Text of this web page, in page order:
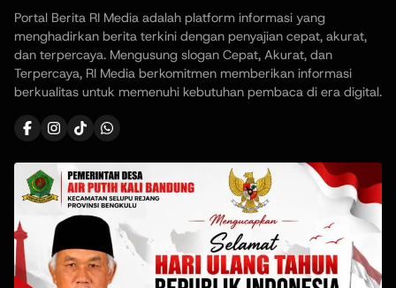
Portal Berita RI Media adalah platform informasi yang
menghadirkan berita terkini dengan penyajian cepat, akurat,
dan terpercaya. Mengusung slogan Cepat, Akurat, dan
Terpercaya, RI Media berkomitmen memberikan informasi
berkualitas untuk memenuhi kebutuhan pembaca di era digital.